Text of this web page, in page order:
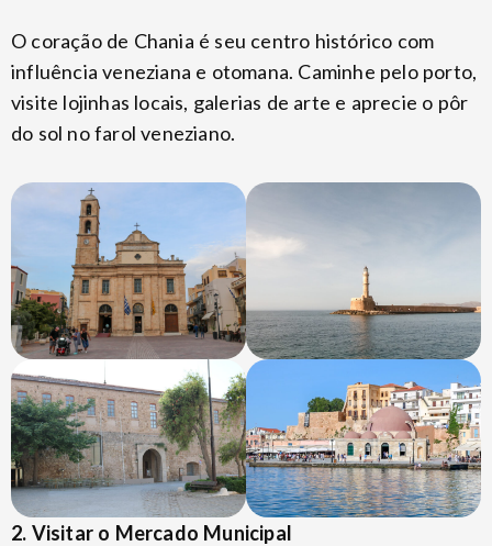
O coração de Chania é seu centro histórico com
influência veneziana e otomana. Caminhe pelo porto,
visite lojinhas locais, galerias de arte e aprecie o pôr
do sol no farol veneziano.
2. Visitar o Mercado Municipal